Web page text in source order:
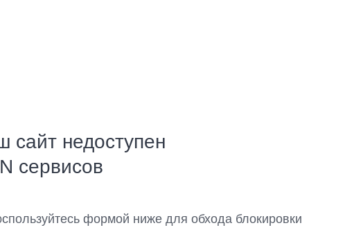
сайт недоступен
сервисов
формой ниже для обхода блокировки